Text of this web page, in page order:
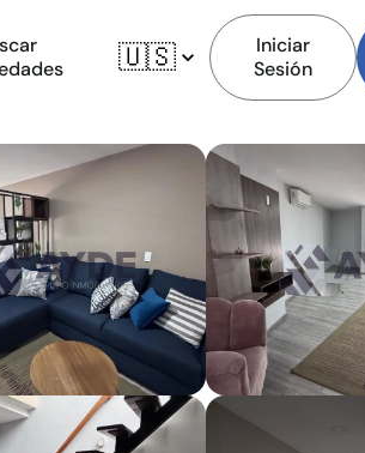
🇺🇸
Iniciar
Sesión